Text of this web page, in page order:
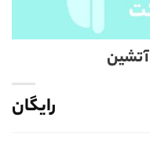
آتشین
رایگان